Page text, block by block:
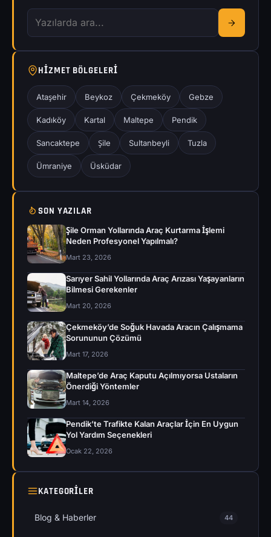
HIZMET BÖLGELERI
Ataşehir Beykoz Çekmeköy Gebze
Kadıköy Kartal Maltepe Pendik
Sancaktepe Şile Sultanbeyli Tuzla
Ümraniye Üsküdar
SON YAZILAR
Şile Orman Yollarında Araç Kurtarma İşlemi
Neden Profesyonel Yapılmalı?
Mart 23, 2026
Sarıyer Sahil Yollarında Araç Arızası Yaşayanların
Bilmesi Gerekenler
Mart 20, 2026
Çekmeköy’de Soğuk Havada Aracın Çalışmama
Sorununun Çözümü
Mart 17, 2026
Maltepe’de Araç Kaputu Açılmıyorsa Ustaların
Önerdiği Yöntemler
Mart 14, 2026
Pendik’te Trafikte Kalan Araçlar İçin En Uygun
Yol Yardım Seçenekleri
Ocak 22, 2026
KATEGORILER
Blog & Haberler 44